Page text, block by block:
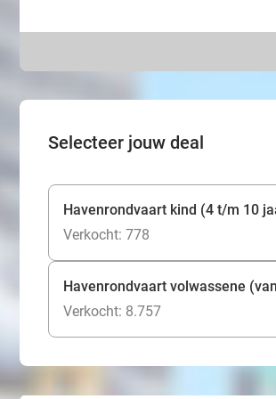
Selecteer jouw deal
Havenrondvaart kind (4 t/m 10
Verkocht: 778
Havenrondvaart volwassene
Verkocht: 8.757